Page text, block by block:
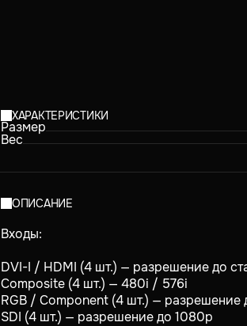
ХАРАКТЕРИСТИКИ
Размер
Вес
ОПИСАНИЕ
Входы:
DVI-I / HDMI (4 шт.) — разрешение до
Composite (4 шт.) — 480i / 576i
RGB / Component (4 шт.) — разрешение
SDI (4 шт.) — разрешение до 1080p